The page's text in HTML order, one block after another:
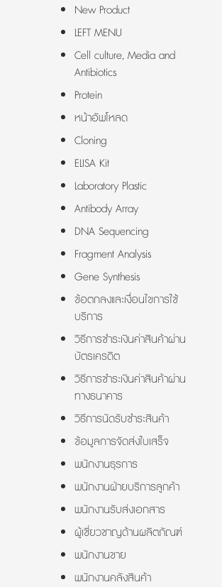
New Product
LEFT MENU
Cell culture, Media and
Antibiotics
Protein
หน้าอัพโหลด
Cloning
ELISA Kit
Laboratory Plastic
Antibody Array
DNA Sequencing
Fragment Analysis
Gene Synthesis
ข้อตกลงและเงื่อนไขการใช้
บริการ
วิธีการชำระเงินค่าสินค้าผ่าน
บัตรเครดิต
วิธีการชำระเงินค่าสินค้าผ่าน
ทางธนาคาร
วิธีการนัดรับชำระสินค้า
ข้อมูลการจัดส่งใบเสร็จ
พนักงานธุรการ
พนักงานฝ่ายบริการลูกค้า
พนักงานรับส่งเอกสาร
ผู้เชี่ยวชาญด้านผลิตภัณฑ์
พนักงานขาย
พนักงานคลังสินค้า